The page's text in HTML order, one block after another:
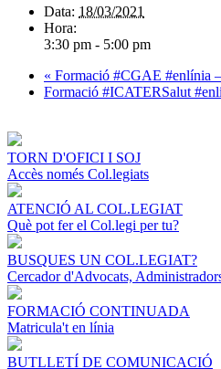
Data: 18/03/2021
Hora:
3:30 pm - 5:00 pm
« Formació #CGAE #enlínia
Formació #ICATERSalut
TORN D'OFICI I SOJ
Accès només Col.legiats
ATENCIÓ AL COL.LEGIAT
Què pot fer el Col.legi per tu?
BUSQUES UN COL.LEGIAT?
Cercador d'Advocats,
FORMACIÓ CONTINUADA
Matricula't en línia
BUTLLETÍ DE COMUNICACIÓ